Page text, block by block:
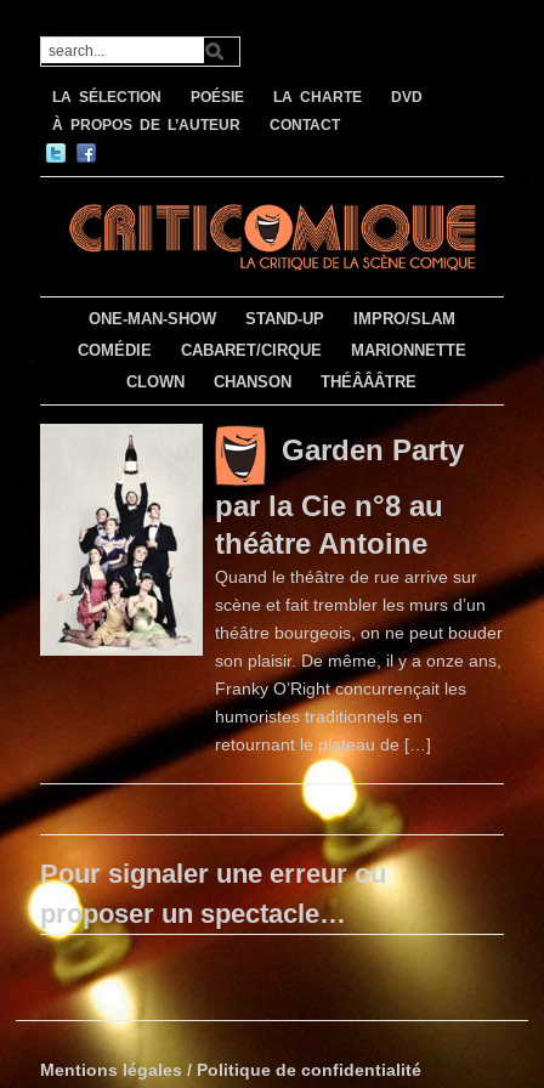
LA SÉLECTION POÉSIE LA CHARTE
DVD
À PROPOS DE L’AUTEUR
CONTACT
ONE-MAN-SHOW STAND-UP
IMPRO/SLAM
COMÉDIE
CABARET/CIRQUE
MARIONNETTE
CLOWN
CHANSON THÉÂÂÂTRE
Garden Party
par la Cie n°8 au
théâtre Antoine
Quand le théâtre de rue arrive sur
scène et fait trembler les murs d’un
théâtre bourgeois, on ne peut bouder
son plaisir. De même, il y a onze ans,
Franky O’Right concurrençait les
humoristes traditionnels en
retournant le plateau de […]
Pour signaler une erreur ou
proposer un spectacle…
Mentions légales / Politique de confidentialité